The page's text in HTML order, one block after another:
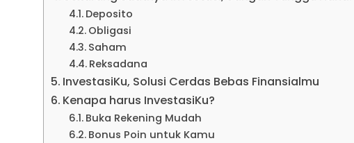
Deposito
Obligasi
Saham
Reksadana
InvestasiKu, Solusi Cerdas Bebas Finansialmu
Kenapa harus InvestasiKu?
Buka Rekening Mudah
Bonus Poin untuk Kamu